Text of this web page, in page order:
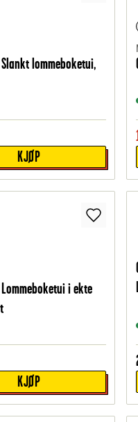
Slankt lommeboketui,
KJØP
Lommeboketui i ekte
KJØP